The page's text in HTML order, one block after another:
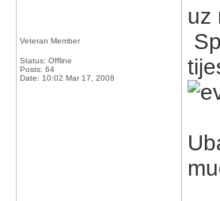
Veteran Member
Status: Offline
Posts: 64
Date: 10:02 Mar 17, 2008
uz